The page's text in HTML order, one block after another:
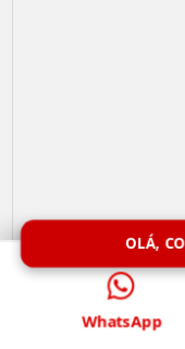
OLÁ,
WhatsApp